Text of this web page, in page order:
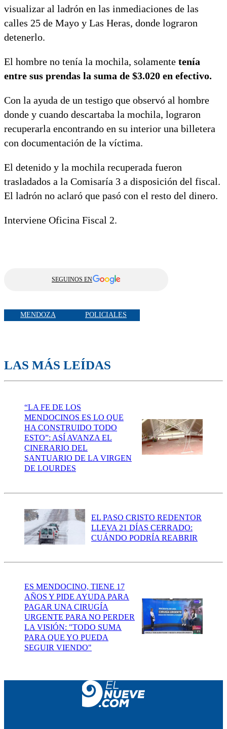
visualizar al ladrón en las inmediaciones de las
calles 25 de Mayo y Las Heras, donde lograron
detenerlo.
El hombre no tenía la mochila, solamente tenía
entre sus prendas la suma de $3.020 en efectivo.
Con la ayuda de un testigo que observó al hombre
donde y cuando descartaba la mochila, lograron
recuperarla encontrando en su interior una billetera
con documentación de la víctima.
El detenido y la mochila recuperada fueron
trasladados a la Comisaría 3 a disposición del fiscal.
El ladrón no aclaró que pasó con el resto del dinero.
Interviene Oficina Fiscal 2.
SEGUINOS EN
MENDOZA POLICIALES
LAS MÁS LEÍDAS
“LA FE DE LOS
MENDOCINOS ES LO QUE
HA CONSTRUIDO TODO
ESTO”: ASÍ AVANZA EL
CINERARIO DEL
SANTUARIO DE LA VIRGEN
DE LOURDES
EL PASO CRISTO REDENTOR
LLEVA 21 DÍAS CERRADO:
CUÁNDO PODRÍA REABRIR
ES MENDOCINO, TIENE 17
AÑOS Y PIDE AYUDA PARA
PAGAR UNA CIRUGÍA
URGENTE PARA NO PERDER
LA VISIÓN: "TODO SUMA
PARA QUE YO PUEDA
SEGUIR VIENDO"